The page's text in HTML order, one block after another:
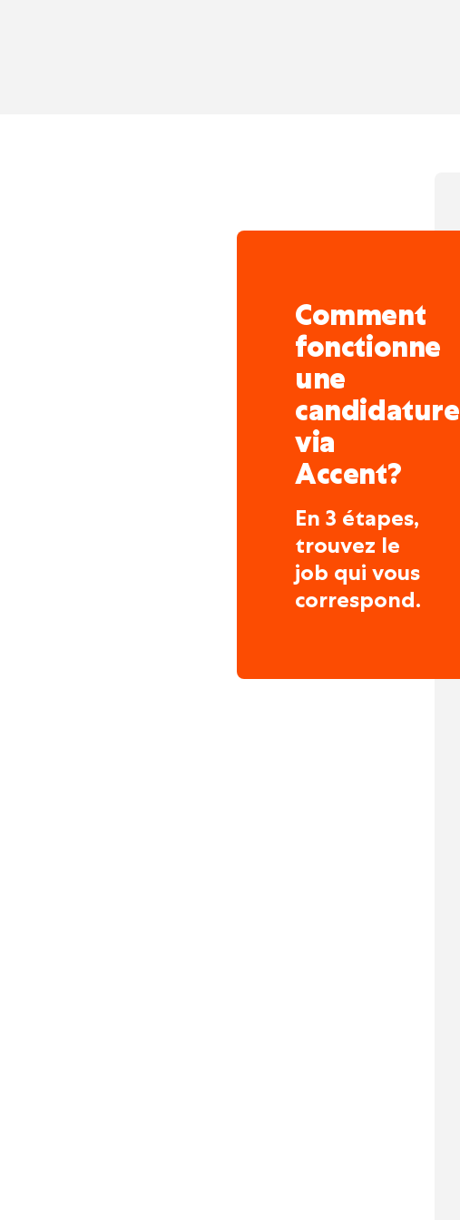
Comment
fonctionne
une
candidature
via
Accent?
En 3 étapes,
trouvez le
job qui vous
correspond.